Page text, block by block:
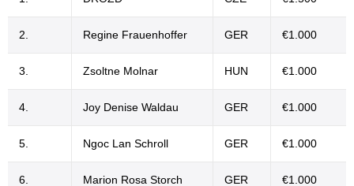
2. Regine Frauenhoffer GER €1.000
3. Zsoltne Molnar HUN €1.000
4. Joy Denise Waldau GER €1.000
5. Ngoc Lan Schroll GER €1.000
6. Marion Rosa Storch GER €1.000